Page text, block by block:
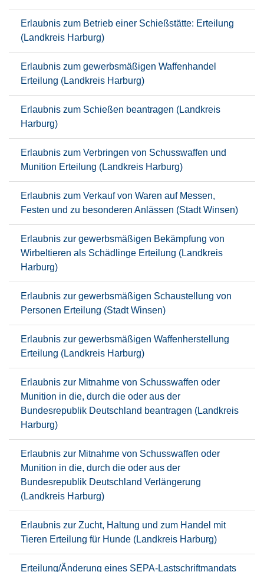
Erlaubnis zum Betrieb einer Schießstätte: Erteilung
(Landkreis Harburg)
Erlaubnis zum gewerbsmäßigen Waffenhandel
Erteilung (Landkreis Harburg)
Erlaubnis zum Schießen beantragen (Landkreis
Harburg)
Erlaubnis zum Verbringen von Schusswaffen und
Munition Erteilung (Landkreis Harburg)
Erlaubnis zum Verkauf von Waren auf Messen,
Festen und zu besonderen Anlässen (Stadt Winsen)
Erlaubnis zur gewerbsmäßigen Bekämpfung von
Wirbeltieren als Schädlinge Erteilung (Landkreis
Harburg)
Erlaubnis zur gewerbsmäßigen Schaustellung von
Personen Erteilung (Stadt Winsen)
Erlaubnis zur gewerbsmäßigen Waffenherstellung
Erteilung (Landkreis Harburg)
Erlaubnis zur Mitnahme von Schusswaffen oder
Munition in die, durch die oder aus der
Bundesrepublik Deutschland beantragen (Landkreis
Harburg)
Erlaubnis zur Mitnahme von Schusswaffen oder
Munition in die, durch die oder aus der
Bundesrepublik Deutschland Verlängerung
(Landkreis Harburg)
Erlaubnis zur Zucht, Haltung und zum Handel mit
Tieren Erteilung für Hunde (Landkreis Harburg)
Erteilung/Änderung eines SEPA-Lastschriftmandats